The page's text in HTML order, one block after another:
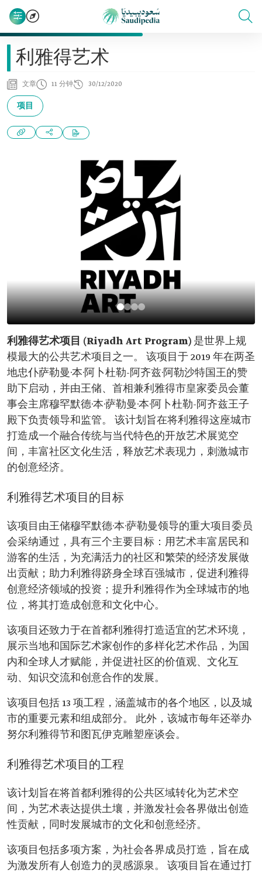
利雅得艺术
文章 11 分钟 30/12/2020
项目
利雅得艺术项目 (Riyadh Art Program) 是世界上规
模最大的公共艺术项目之一。 该项目于 2019 年在两圣
地忠仆萨勒曼·本·阿卜杜勒-阿齐兹·阿勒沙特国王的赞
助下启动，并由王储、首相兼利雅得市皇家委员会董
事会主席穆罕默德·本·萨勒曼·本·阿卜杜勒-阿齐兹王子
殿下负责领导和监管。 该计划旨在将利雅得这座城市
打造成一个融合传统与当代特色的开放艺术展览空
间，丰富社区文化生活，释放艺术表现力，刺激城市
的创意经济。
利雅得艺术项目的目标
该项目由王储穆罕默德·本·萨勒曼领导的重大项目委员
会采纳通过，具有三个主要目标：用艺术丰富居民和
游客的生活，为充满活力的社区和繁荣的经济发展做
出贡献；助力利雅得跻身全球百强城市，促进利雅得
创意经济领域的投资；提升利雅得作为全球城市的地
位，将其打造成创意和文化中心。
该项目还致力于在首都利雅得打造适宜的艺术环境，
展示当地和国际艺术家创作的多样化艺术作品，为国
内和全球人才赋能，并促进社区的价值观、文化互
动、知识交流和创意合作的发展。
该项目包括 13 项工程，涵盖城市的各个地区，以及城
市的重要元素和组成部分。 此外，该城市每年还举办
努尔利雅得节和图瓦伊克雕塑座谈会。
利雅得艺术项目的工程
该计划旨在将首都利雅得的公共区域转化为艺术空
间，为艺术表达提供土壤，并激发社会各界做出创造
性贡献，同时发展城市的文化和创意经济。
该项目包括多项方案，为社会各界成员打造，旨在成
为激发所有人创造力的灵感源泉。 该项目旨在通过打